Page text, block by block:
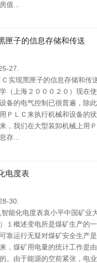
值...
匣子的信息存储和传送
27.
Ｃ实现黑匣子的信息存储和传
（上海２０００２０）现在
备的电气控制已很普遍，除
ＰＬＣ来执行机械和设备的
，我们在大型装卸机械上用
存...
电度表
30.
能化电度表袁小平中国矿业
１概述变电所是煤矿生产的
靠运行无疑对煤矿安全生产
，煤矿用电量的统计工作是
。由于能源的空前紧张，电